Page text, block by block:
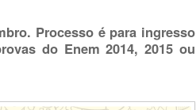
Processo é para ingresso
do Enem 2014, 2015 ou